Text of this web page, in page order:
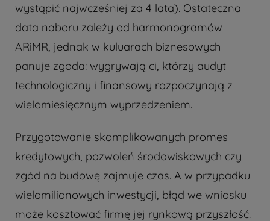
wystąpić najwcześniej za 4 lata). Ostateczna
data naboru zależy od harmonogramów
ARiMR, jednak w kuluarach biznesowych
panuje zgoda: wygrywają ci, którzy audyt
technologiczny i finansowy rozpoczynają z
wielomiesięcznym wyprzedzeniem.
Przygotowanie skomplikowanych promes
kredytowych, pozwoleń środowiskowych czy
zgód na budowę zajmuje czas. A w przypadku
wielomilionowych inwestycji, błąd we wniosku
może kosztować firmę jej rynkową przyszłość.